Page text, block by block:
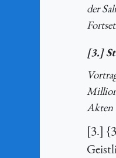
der
[3.]
Akten
[3.]